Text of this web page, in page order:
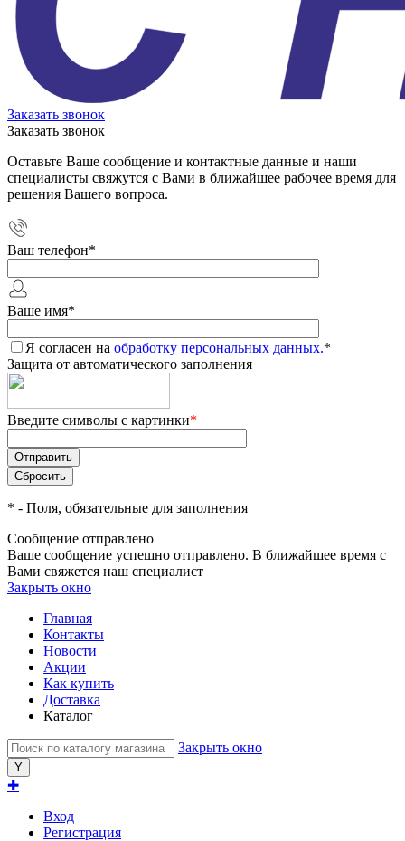
Заказать звонок
Заказать звонок
Оставьте Ваше сообщение и контактные данные и наши
специалисты свяжутся с Вами в ближайшее рабочее время для
решения Вашего вопроса.
Ваш телефон*
Ваше имя*
Я согласен на обработку персональных данных.*
Защита от автоматического заполнения
Введите символы с картинки*
* - Поля, обязательные для заполнения
Сообщение отправлено
Ваше сообщение успешно отправлено. В ближайшее время с
Вами свяжется наш специалист
Закрыть окно
Главная
Контакты
Новости
Акции
Как купить
Доставка
Каталог
Закрыть окно
✚
Вход
Регистрация